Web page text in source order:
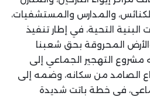
والمدارس والمستشفيات،
التحية، في إطار تنفيذ
المحروقة بحق شعبنا
مشروع التهجير الجماعي إلى
الصامد من سكانه، وضمه إلى
في خطة باتت شديدة